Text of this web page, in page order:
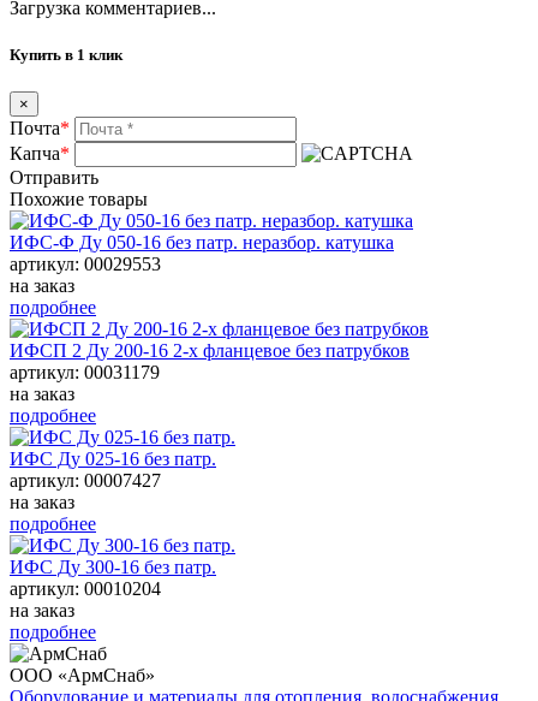
Загрузка комментариев...
Купить в 1 клик
×
Почта*
Капча*
Отправить
Похожие товары
ИФС-Ф Ду 050-16 без патр. неразбор. катушка
артикул: 00029553
на заказ
подробнее
ИФСП 2 Ду 200-16 2-х фланцевое без патрубков
артикул: 00031179
на заказ
подробнее
ИФС Ду 025-16 без патр.
артикул: 00007427
на заказ
подробнее
ИФС Ду 300-16 без патр.
артикул: 00010204
на заказ
подробнее
ООО «АрмСнаб»